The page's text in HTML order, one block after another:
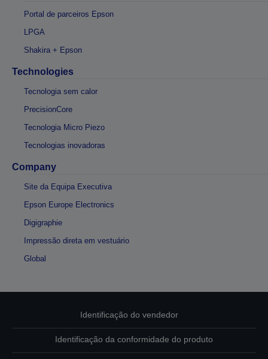
Portal de parceiros Epson
LPGA
Shakira + Epson
Technologies
Tecnologia sem calor
PrecisionCore
Tecnologia Micro Piezo
Tecnologias inovadoras
Company
Site da Equipa Executiva
Epson Europe Electronics
Digigraphie
Impressão direta em vestuário
Global
Identificação do vendedor
Identificação da conformidade do produto